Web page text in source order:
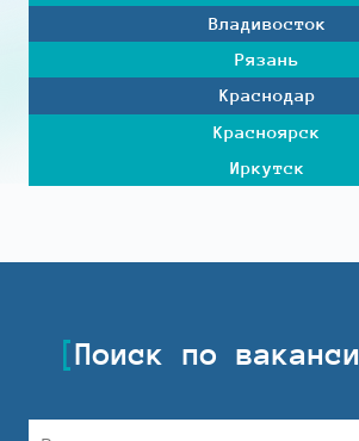
Владивосток
Рязань
Краснодар
Красноярск
Иркутск
Поиск по